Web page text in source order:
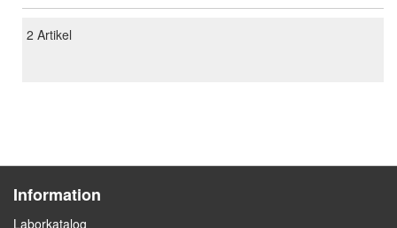
2 Artikel
Information
Laborkatalog